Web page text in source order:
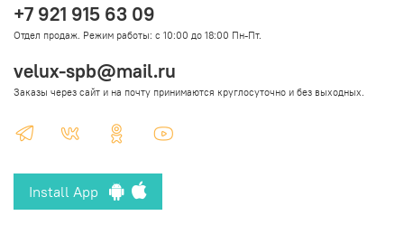
Install App
+7 921 915 63 09
Отдел продаж. Режим работы: с 10:00 до 18:00 Пн-Пт.
velux-spb@mail.ru
Заказы через сайт и на почту принимаются круглосуточно и без выходных.